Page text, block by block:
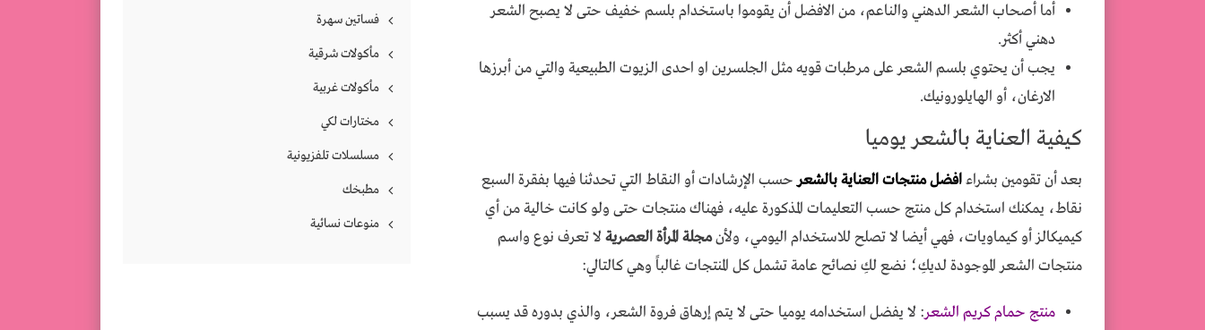
أما أصحاب الشعر الدهني والناعم، من الافضل أن يقوموا باستخدام بلسم خفيف حتى لا يصبح الشعر
دهني أكثر.
يجب أن يحتوي بلسم الشعر على مرطبات قويه مثل الجلسرين او احدى الزيوت الطبيعية والتي من أبرزها
الارغان، أو الهايلورونيك.
كيفية العناية بالشعر يوميا
بعد أن تقومين بشراءافضل منتجات العناية بالشعر حسب الإرشادات أو النقاط التي تحدثنا فيها بفقرة السبع
نقاط، يمكنك استخدام كل منتج حسب التعليمات المذكورة عليه، فهناك منتجات حتى ولو كانت خالية من أي
كيميكالز أو كيماويات، فهي أيضا لا تصلح للاستخدام اليومي، ولأنمجلة المرأة العصريةلا تعرف نوع واسم
منتجات الشعر الموجودة لديكِ؛ نضع لكِ نصائح عامة تشمل كل المنتجات غالباً وهي كالتالي:
منتج حمام كريم الشعر: لا يفضل استخدامه يوميا حتى لا يتم إرهاق فروة الشعر، والذي بدوره قد يسبب
فساتين سهرة
مأكولات شرقية
مأكولات غربية
مختارات لكي
مسلسلات تلفزيونية
مطبخك
منوعات نسائية